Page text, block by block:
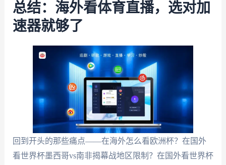
总结：海外看体育直播，选对加
速器就够了
回到开头的那些痛点——在海外怎么看欧洲杯？在国外
看世界杯墨西哥vs南非揭幕战地区限制？在国外看世界杯